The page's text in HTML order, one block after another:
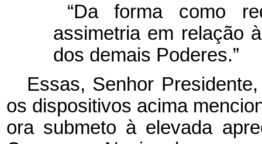
“Da forma como
assimetria em relação
dos demais Poderes.”
Essas, Senhor
os dispositivos acima
ora submeto à elevada